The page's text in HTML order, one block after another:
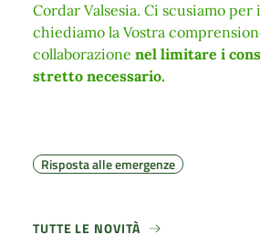
Cordar Valsesia. Ci scusiamo per
chiediamo la Vostra
collaborazione nel limitare i
stretto necessario.
Risposta alle emergenze
TUTTE LE NOVITÀ